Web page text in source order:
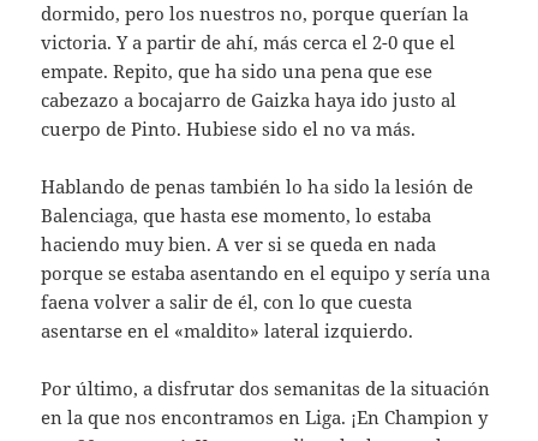
dormido, pero los nuestros no, porque querían la
victoria. Y a partir de ahí, más cerca el 2-0 que el
empate. Repito, que ha sido una pena que ese
cabezazo a bocajarro de Gaizka haya ido justo al
cuerpo de Pinto. Hubiese sido el no va más.
Hablando de penas también lo ha sido la lesión de
Balenciaga, que hasta ese momento, lo estaba
haciendo muy bien. A ver si se queda en nada
porque se estaba asentando en el equipo y sería una
faena volver a salir de él, con lo que cuesta
asentarse en el «maldito» lateral izquierdo.
Por último, a disfrutar dos semanitas de la situación
en la que nos encontramos en Liga. ¡En Champion y